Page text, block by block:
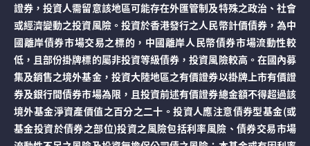
證券，投資人需留意該地區可能存在外匯管制及特殊之政治、社會
或經濟變動之投資風險。投資於香港發行之人民幣計價債券，為中
國離岸債券市場交易之標的，中國離岸人民幣債券市場流動性較
低，且部份掛牌標的屬非投資等級債券，投資風險較高。在國內募
集及銷售之境外基金，投資大陸地區之有價證券以掛牌上市有價證
券及銀行間債券市場為限，且投資前述有價證券總金額不得超過該
境外基金淨資產價值之百分之二十。投資人應注意債券型基金(或
基金投資於債券之部位)投資之風險包括利率風險、債券交易市場